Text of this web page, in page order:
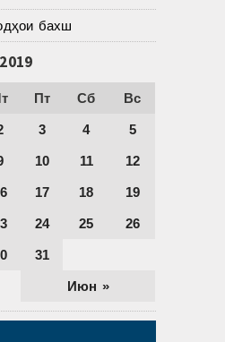
бахш
Пт Сб Вс
Июн »
3 4 5
10 11 12
17 18 19
24 25 26
31